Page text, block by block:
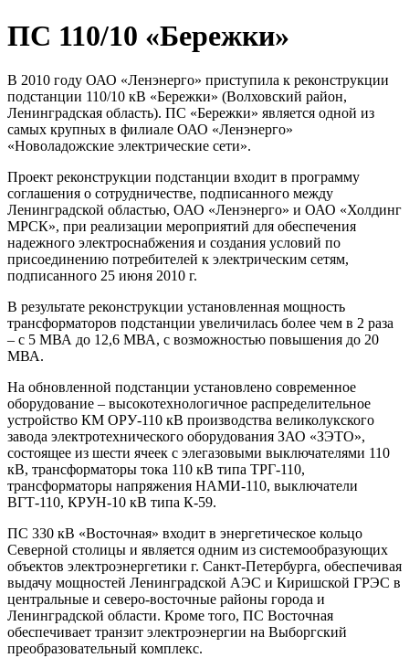
ПС 110/10 «Бережки»
В 2010 году ОАО «Ленэнерго» приступила к реконструкции
подстанции 110/10 кВ «Бережки» (Волховский район,
Ленинградская область). ПС «Бережки» является одной из
самых крупных в филиале ОАО «Ленэнерго»
«Новоладожские электрические сети».
Проект реконструкции подстанции входит в программу
соглашения о сотрудничестве, подписанного между
Ленинградской областью, ОАО «Ленэнерго» и ОАО «Холдинг
МРСК», при реализации мероприятий для обеспечения
надежного электроснабжения и создания условий по
присоединению потребителей к электрическим сетям,
подписанного 25 июня 2010 г.
В результате реконструкции установленная мощность
трансформаторов подстанции увеличилась более чем в 2 раза
– с 5 МВА до 12,6 МВА, с возможностью повышения до 20
МВА.
На обновленной подстанции установлено современное
оборудование – высокотехнологичное распределительное
устройство КМ ОРУ-110 кВ производства великолукского
завода электротехнического оборудования ЗАО «ЗЭТО»,
состоящее из шести ячеек с элегазовыми выключателями 110
кВ, трансформаторы тока 110 кВ типа ТРГ-110,
трансформаторы напряжения НАМИ-110, выключатели
ВГТ-110, КРУН-10 кВ типа К-59.
ПС 330 кВ «Восточная» входит в энергетическое кольцо
Северной столицы и является одним из системообразующих
объектов электроэнергетики г. Санкт-Петербурга, обеспечивая
выдачу мощностей Ленинградской АЭС и Киришской ГРЭС в
центральные и северо-восточные районы города и
Ленинградской области. Кроме того, ПС Восточная
обеспечивает транзит электроэнергии на Выборгский
преобразовательный комплекс.